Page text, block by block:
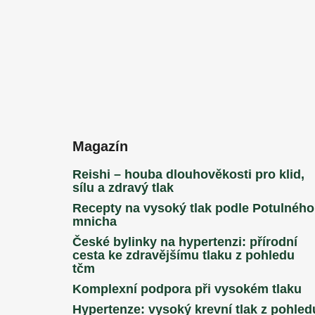
Magazín
Reishi – houba dlouhověkosti pro klid,
sílu a zdravý tlak
Recepty na vysoký tlak podle Potulného
mnicha
České bylinky na hypertenzi: přírodní
cesta ke zdravějšímu tlaku z pohledu
tčm
Komplexní podpora při vysokém tlaku
Hypertenze: vysoký krevní tlak z